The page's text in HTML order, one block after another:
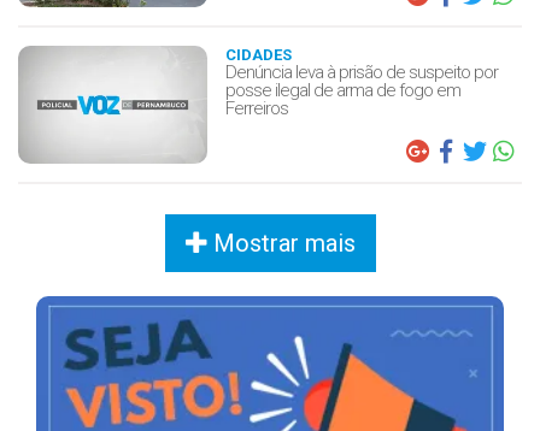
CIDADES
Denúncia leva à prisão de suspeito por
posse ilegal de arma de fogo em
Ferreiros
Mostrar mais